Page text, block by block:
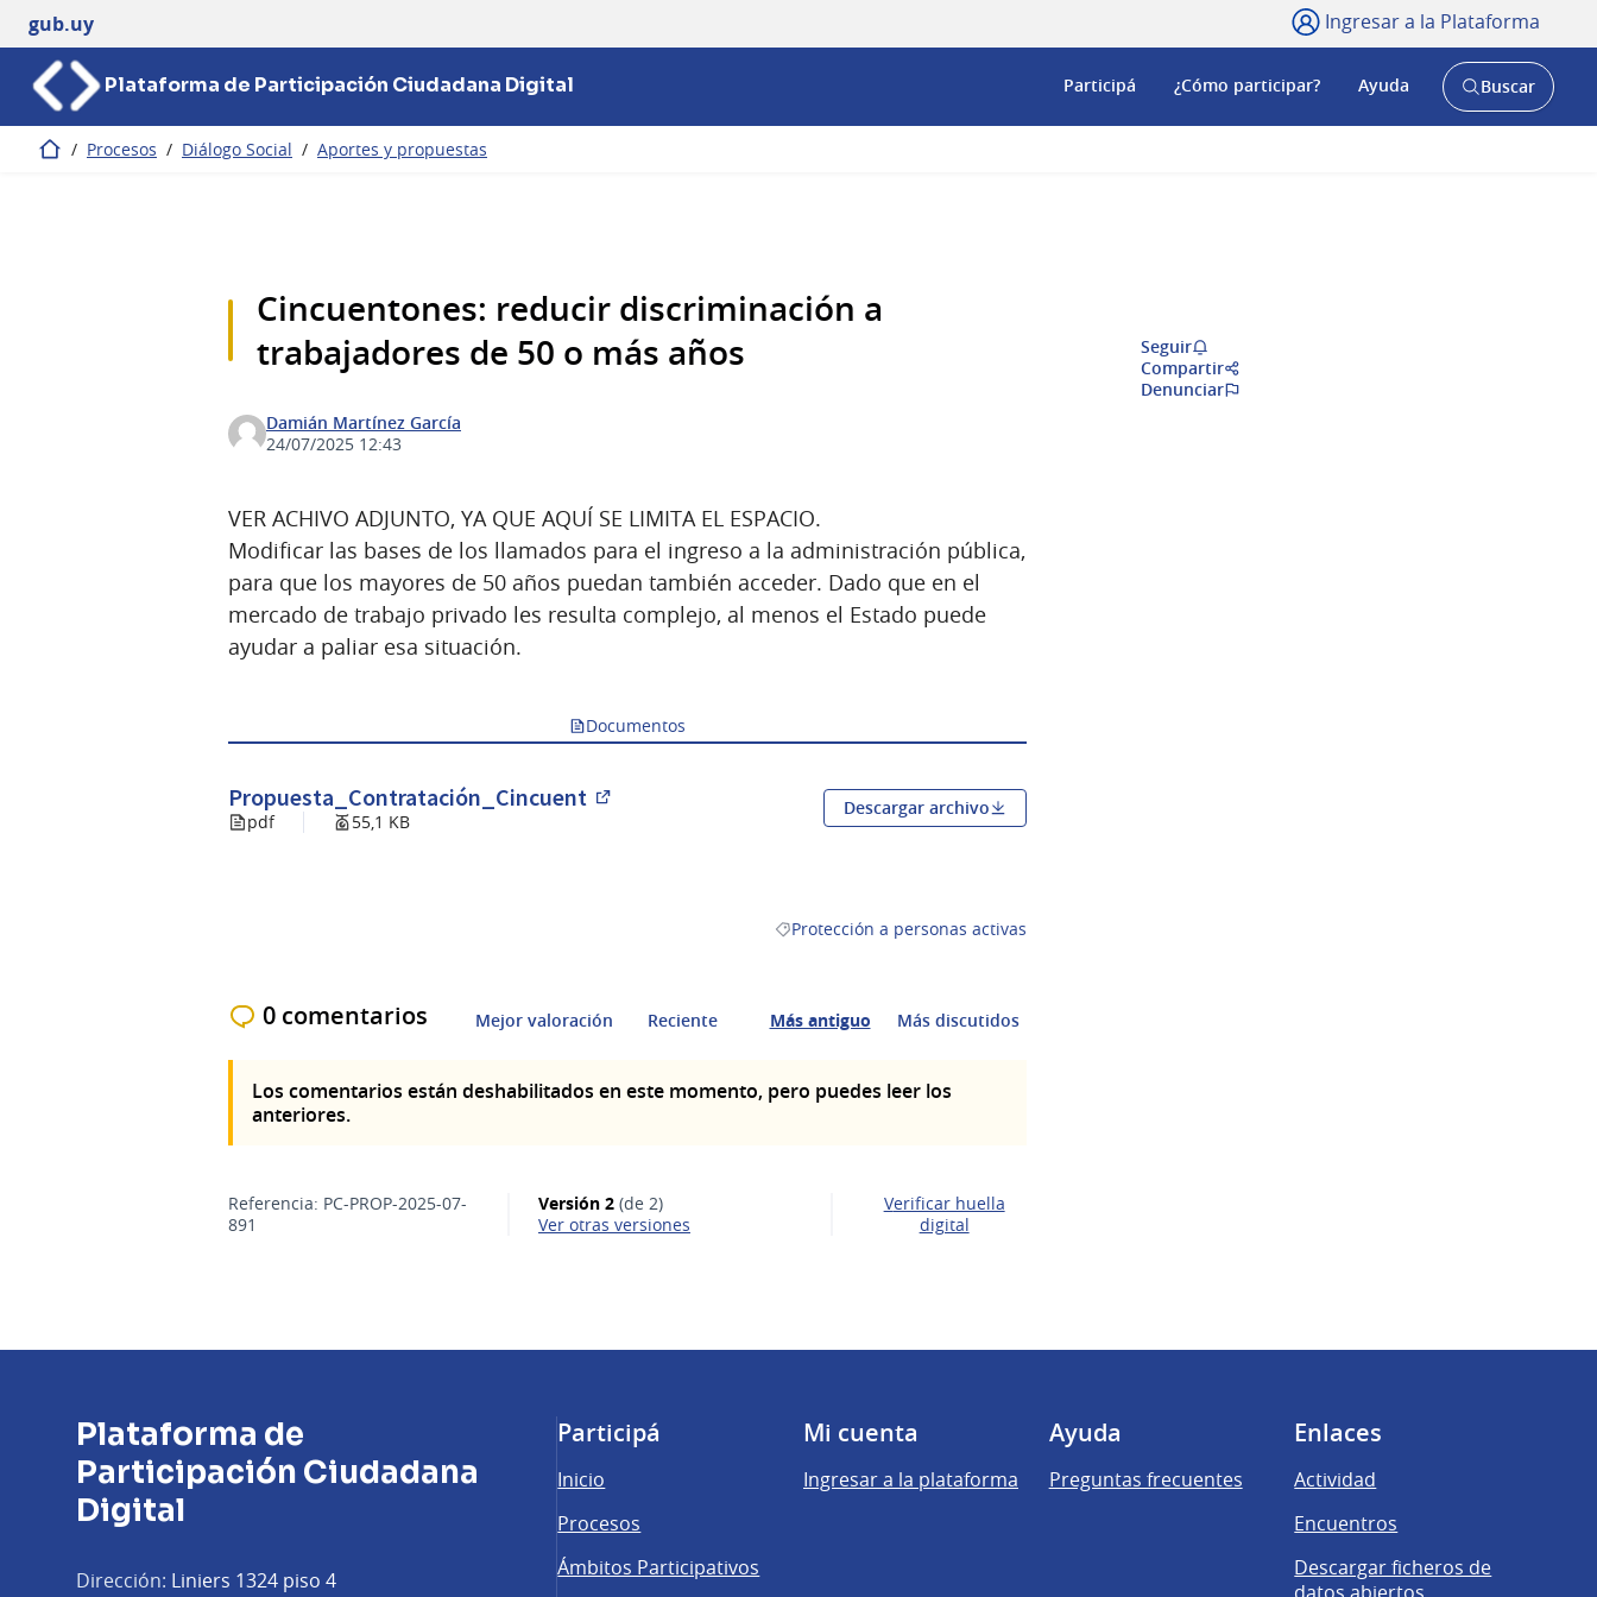
gub.uy Ingresar a la Plataforma
Plataforma de Participación Ciudadana Digital Participá ¿Cómo participar? Ayuda
AbrirBuscar
Inicio / Procesos / Diálogo Social / Aportes y propuestas
Cincuentones: reducir discriminación a
trabajadores de 50 o más años
Damián Martínez García
24/07/2025 12:43
VER ACHIVO ADJUNTO, YA QUE AQUÍ SE LIMITA EL ESPACIO.
Modificar las bases de los llamados para el ingreso a la administración pública,
para que los mayores de 50 años puedan también acceder. Dado que en el
mercado de trabajo privado les resulta complejo, al menos el Estado puede
ayudar a paliar esa situación.
Documentos
Propuesta_Contratación_Cincuent
(Abrir en una pestaña nueva)
pdf 55,1 KB
Descargar archivo
Resultados al filtrar por la categoría: Protección a personas activas
Protección a personas activas
Seguir
Compartir
Denunciar
0 comentarios Mejor valoración Reciente Más antiguo Más discutidos
Los comentarios están deshabilitados en este momento, pero puedes leer los
anteriores.
Referencia: PC-PROP-2025-07-
891
Versión 2(de 2)
ver otras versiones
Verificar huella
digital
Plataforma de
Participación Ciudadana
Digital
Dirección: Liniers 1324 piso 4
Participá
Inicio
Procesos
Ámbitos Participativos
Mi cuenta
Ingresar a la plataforma
Ayuda
Preguntas frecuentes
Enlaces
Actividad
Encuentros
Descargar ficheros de